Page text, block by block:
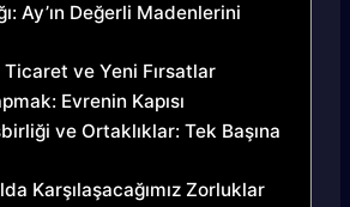
Ay’ın Değerli Madenlerini
ve Yeni Fırsatlar
Evrenin Kapısı
ve Ortaklıklar: Tek Başına
Karşılaşacağımız Zorluklar